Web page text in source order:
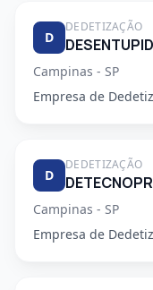
D
DEDETIZAÇÃO
Campinas - SP
Empresa de
D
DEDETIZAÇÃO
Campinas - SP
Empresa de